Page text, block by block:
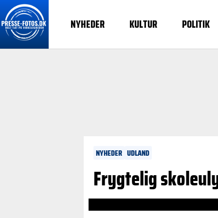
NYHEDER KULTUR POLITIK
NYHEDER UDLAND
Frygtelig